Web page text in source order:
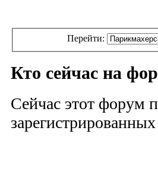
Перейти:
Кто сейчас на
Сейчас этот форум